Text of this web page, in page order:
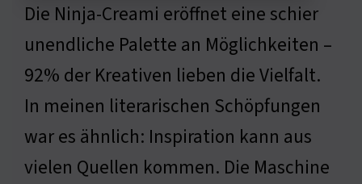
Die Ninja-Creami eröffnet eine schier
unendliche Palette an Möglichkeiten –
92% der Kreativen lieben die Vielfalt.
In meinen literarischen Schöpfungen
war es ähnlich: Inspiration kann aus
vielen Quellen kommen. Die Maschine